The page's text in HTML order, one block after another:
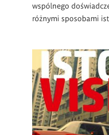
wspólnego
różnymi sposobami